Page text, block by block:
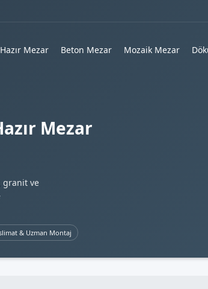
Hazır Mezar Beton Mezar Mozaik Mezar
Mezar
granit ve
& Uzman Montaj